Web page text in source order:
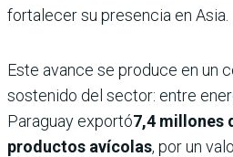
fortalecer su presencia en Asia.
Este avance se produce en un
sostenido del sector: entre
Paraguay exportó7,4 millones
productos avícolas, por un